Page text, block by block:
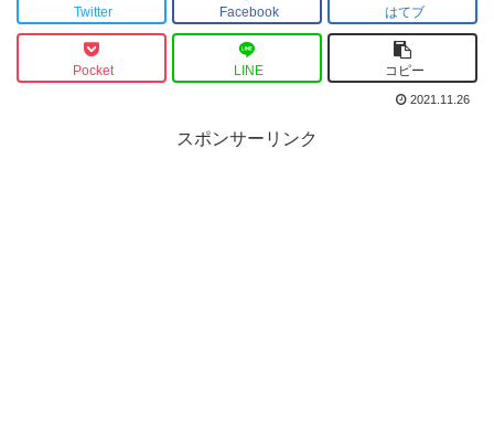
Twitter Facebook はてブ
Pocket LINE コピー
2021.11.26
スポンサーリンク